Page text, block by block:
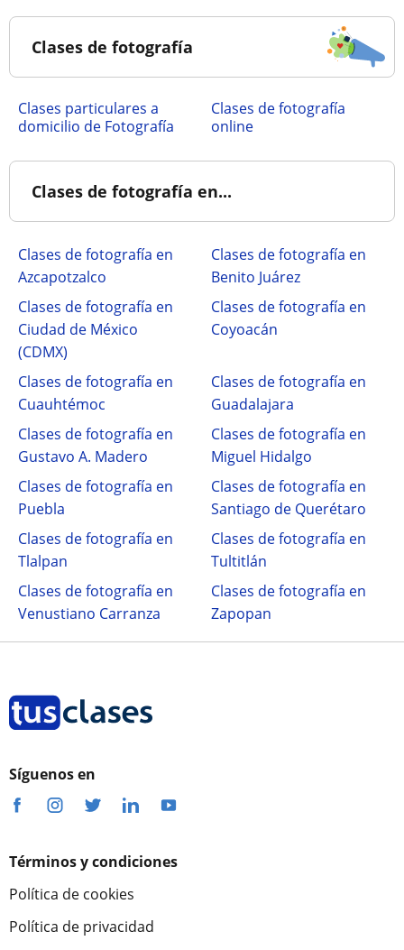
Clases de fotografía
clases particulares a
domicilio de Fotografía
Clases de fotografía
online
Clases de fotografía en...
Clases de fotografía en
Azcapotzalco
Clases de fotografía en
Benito Juárez
Clases de fotografía en
Ciudad de México
(CDMX)
Clases de fotografía en
Coyoacán
Clases de fotografía en
Cuauhtémoc
Clases de fotografía en
Guadalajara
Clases de fotografía en
Gustavo A. Madero
Clases de fotografía en
Miguel Hidalgo
Clases de fotografía en
Puebla
Clases de fotografía en
Santiago de Querétaro
Clases de fotografía en
Tlalpan
Clases de fotografía en
Tultitlán
Clases de fotografía en
Venustiano Carranza
Clases de fotografía en
Zapopan
Síguenos en
Términos y condiciones
Política de cookies
Política de privacidad